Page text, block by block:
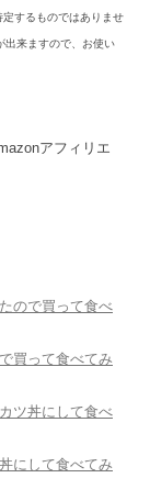
するものではありませ
出来ますので、お使い
アフィリエ
ので買って食べ
買って食べてみ
ツ丼にして食べ
にして食べてみ